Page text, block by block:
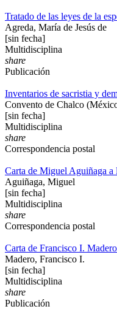
Tratado de las leyes de la
Agreda, María de Jesús de
[sin fecha]
Multidisciplina
share
Publicación
Inventarios de sacristia y
Convento de Chalco
[sin fecha]
Multidisciplina
share
Correspondencia postal
Carta de Miguel Aguiñaga a
Aguiñaga, Miguel
[sin fecha]
Multidisciplina
share
Correspondencia postal
Carta de Francisco I.
Madero, Francisco I.
[sin fecha]
Multidisciplina
share
Publicación